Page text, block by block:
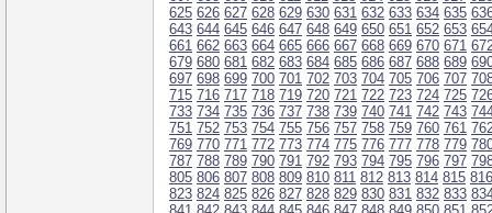
625 626 627 628 629 630 631 632 633 634 635
643 644 645 646 647 648 649 650 651 652 653
661 662 663 664 665 666 667 668 669 670 671
679 680 681 682 683 684 685 686 687 688 689
697 698 699 700 701 702 703 704 705 706 707
715 716 717 718 719 720 721 722 723 724 725
733 734 735 736 737 738 739 740 741 742 743
751 752 753 754 755 756 757 758 759 760 761
769 770 771 772 773 774 775 776 777 778 779
787 788 789 790 791 792 793 794 795 796 797
805 806 807 808 809 810 811 812 813 814 815 816
823 824 825 826 827 828 829 830 831 832 833